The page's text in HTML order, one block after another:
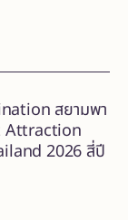
สยามพา
Attraction
2026 สี่ปี